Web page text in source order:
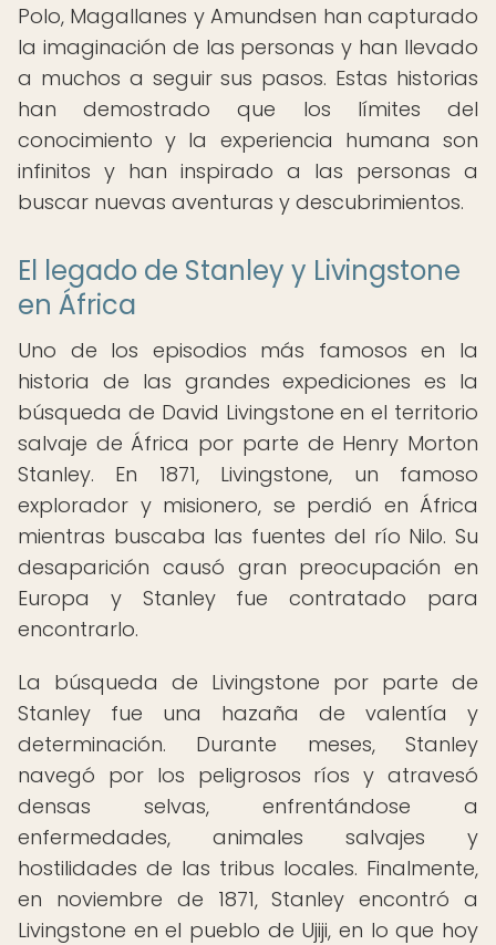
Polo, Magallanes y Amundsen han capturado
la imaginación de las personas y han llevado
a muchos a seguir sus pasos. Estas historias
han demostrado que los límites del
conocimiento y la experiencia humana son
infinitos y han inspirado a las personas a
buscar nuevas aventuras y descubrimientos.
El legado de Stanley y Livingstone
en África
Uno de los episodios más famosos en la
historia de las grandes expediciones es la
búsqueda de David Livingstone en el territorio
salvaje de África por parte de Henry Morton
Stanley. En 1871, Livingstone, un famoso
explorador y misionero, se perdió en África
mientras buscaba las fuentes del río Nilo. Su
desaparición causó gran preocupación en
Europa y Stanley fue contratado para
encontrarlo.
La búsqueda de Livingstone por parte de
Stanley fue una hazaña de valentía y
determinación. Durante meses, Stanley
navegó por los peligrosos ríos y atravesó
densas selvas, enfrentándose a
enfermedades, animales salvajes y
hostilidades de las tribus locales. Finalmente,
en noviembre de 1871, Stanley encontró a
Livingstone en el pueblo de Ujiji, en lo que hoy